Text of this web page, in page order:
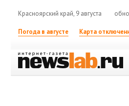
Красноярский край, 9 августа
Погода в августе Карта